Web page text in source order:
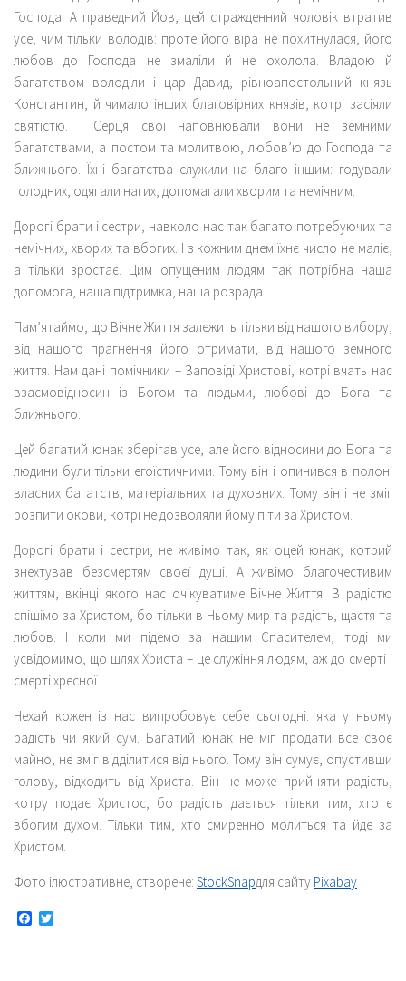
Господа. А праведний Йов, цей стражденний чоловік втратив
усе, чим тільки володів: проте його віра не похитнулася, його
любов до Господа не змаліли й не охолола. Владою й
багатством володіли і цар Давид, рівноапостольний князь
Константин, й чимало інших благовірних князів, котрі засіяли
святістю. Серця свої наповнювали вони не земними
багатствами, а постом та молитвою, любов’ю до Господа та
ближнього. Їхні багатства служили на благо іншим: годували
голодних, одягали нагих, допомагали хворим та немічним.
Дорогі брати і сестри, навколо нас так багато потребуючих та
немічних, хворих та вбогих. І з кожним днем їхнє число не маліє,
а тільки зростає. Цим опущеним людям так потрібна наша
допомога, наша підтримка, наша розрада.
Пам’ятаймо, що Вічне Життя залежить тільки від нашого вибору,
від нашого прагнення його отримати, від нашого земного
життя. Нам дані помічники – Заповіді Христові, котрі вчать нас
взаємовідносин із Богом та людьми, любові до Бога та
ближнього.
Цей багатий юнак зберігав усе, але його відносини до Бога та
людини були тільки егоїстичними. Тому він і опинився в полоні
власних багатств, матеріальних та духовних. Тому він і не зміг
розпити окови, котрі не дозволяли йому піти за Христом.
Дорогі брати і сестри, не живімо так, як оцей юнак, котрий
знехтував безсмертям своєї душі. А живімо благочестивим
життям, вкінці якого нас очікуватиме Вічне Життя. З радістю
спішімо за Христом, бо тільки в Ньому мир та радість, щастя та
любов. І коли ми підемо за нашим Спасителем, тоді ми
усвідомимо, що шлях Христа – це служіння людям, аж до смерті і
смерті хресної.
Нехай кожен із нас випробовує себе сьогодні: яка у ньому
радість чи який сум. Багатий юнак не міг продати все своє
майно, не зміг відділитися від нього. Тому він сумує, опустивши
голову, відходить від Христа. Він не може прийняти радість,
котру подає Христос, бо радість дається тільки тим, хто є
вбогим духом. Тільки тим, хто смиренно молиться та йде за
Христом.
Фото ілюстративне, створене: StockSnapдля сайту Pixabay
Facebook